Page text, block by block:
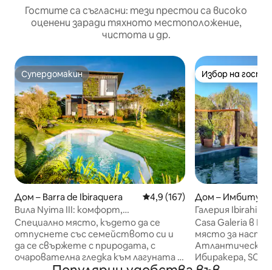
Гостите са съгласни: тези престои са високо
оценени заради тяхното местоположение,
чистота и др.
Супердомакин
Супердомакин
Дом – Barra de Ibiraquera Средна оценка: 4,9 от 5,
4,9 (167)
Вила Nyima III: комфорт,
спокойствие и природа
Специално място, където да се
отпуснете със семейството си и
да се свържете с природата, с
очарователна гледка към лагуната и
Избор на
Избор на
Дом – Имбитуба
Галерия Ibirahill
басезон
Casa Galeria в
място за
Ибиракера, SC